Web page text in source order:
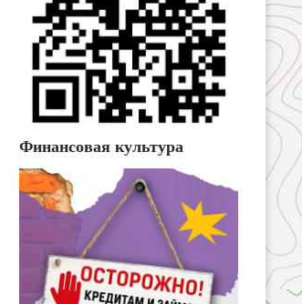
Финансовая культура